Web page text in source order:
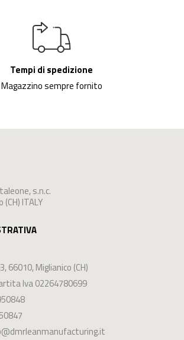
Tempi di spedizione
Magazzino sempre fornito
s.n.c.
ITALY
,66010,Miglianico (CH)
Iva 02264780699